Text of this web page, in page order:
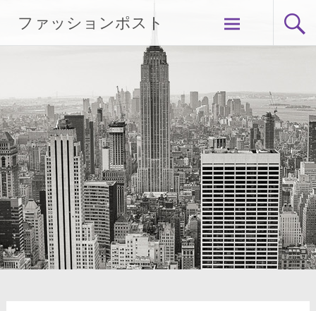
content
ファッションポスト